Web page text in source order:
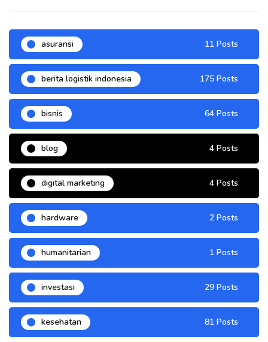
asuransi 11 Posts
berita logistik indonesia 175 Posts
bisnis 64 Posts
blog 4 Posts
digital marketing 4 Posts
hardware 2 Posts
humanitarian 1 Posts
investasi 29 Posts
kesehatan 81 Posts